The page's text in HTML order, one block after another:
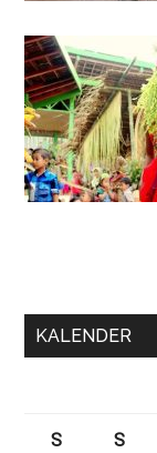
KALENDER
S
S